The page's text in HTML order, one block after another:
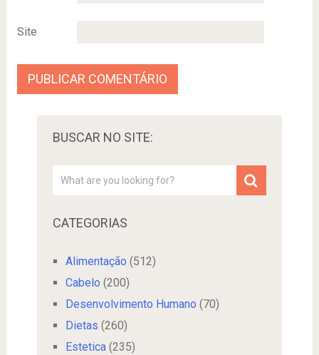
Site
BUSCAR NO SITE:
CATEGORIAS
Alimentação (512)
Cabelo (200)
Desenvolvimento Humano (70)
Dietas (260)
Estetica(235)